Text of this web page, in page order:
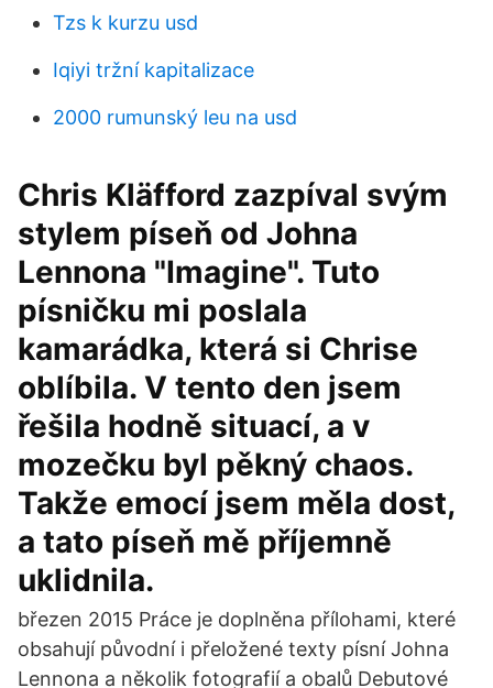
Tzs k kurzu usd
Iqiyi tržní kapitalizace
2000 rumunský leu na usd
Chris Kläfford zazpíval svým
stylem píseň od Johna
Lennona "Imagine". Tuto
písničku mi poslala
kamarádka, která si Chrise
oblíbila. V tento den jsem
řešila hodně situací, a v
mozečku byl pěkný chaos.
Takže emocí jsem měla dost,
a tato píseň mě příjemně
uklidnila.
březen 2015 Práce je doplněna přílohami, které
obsahují původní i přeložené texty písní Johna
Lennona a několik fotografií a obalů Debutové